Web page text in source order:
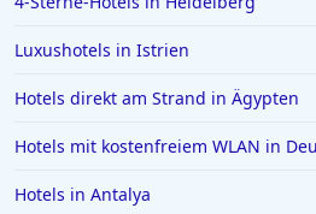
Hotels in Niedersachsen
Hotels in Sonthofen
Hotels in Kühtai
Luxushotels in Istrien
Hotels direkt am Strand in Ägypten
Hotels mit kostenfreiem WLAN in
Hotels in Antalya